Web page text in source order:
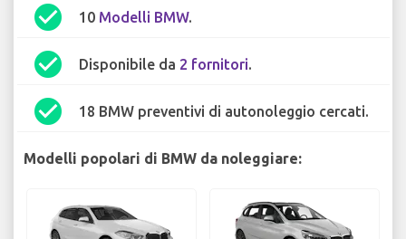
check_circle 10 Modelli BMW.
check_circle Disponibile da 2 fornitori.
check_circle 18 BMW preventivi di autonoleggio cercati.
Modelli popolari di BMW da noleggiare: